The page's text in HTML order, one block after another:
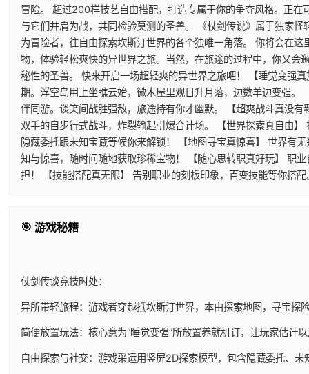
冒险。 超过200样技艺自由搭配，打造专属于你的争夺风格。正在
与它们并肩为战，共同检验莫测的圣兽。 《杖剑传说》属于独家
为冒险者，往自由探索坎斯汀世界的各个独唯一角落。 你将会在
物，体验轻松爽快的异世界之旅。当然，在旅途的过程中，你又会
秘性的圣兽。 快来开启一场超轻爽的异世界之旅吧！ 【睡觉变强
期。浮空岛用上坐瞧云始，微木屋里观日升月落，边数羊边变强。
伴同游。谈笑间战胜强敌，旅途持有你才幽默。 【超爽战斗真没
双手的自步行式战斗，炸裂输起引爆合计场。 【世界探索真自由
隐藏委托跟未知宝藏等候你来解锁！ 【地图寻宝真惊喜】 世界有
知与惊喜，随时间随地获取珍稀宝物！ 【随心思转职真好玩】 职
担！ 【技能搭配真无限】 告别职业的刻板印象，百变技能等你搭
🎯 游戏秘籍
仗剑传谈竞技时处：
异所带轻旅程：游戏者穿越抵坎斯汀世界，本由探索地图，寻宝探
简便放置玩法：核心意为“睡觉变强”所放置养就机订，让玩家估计
自由探索与社交：游戏采运用竖屏2D探索模型，包含隐藏委托、